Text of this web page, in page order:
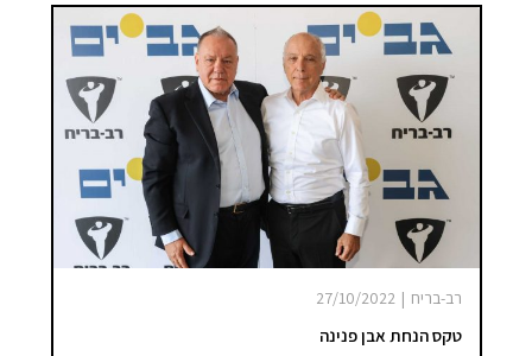
רב-בריח |
27/10/2022
טקס הנחת אבן פנינה